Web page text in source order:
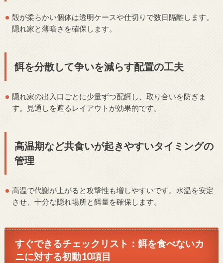
殻が柔らかい個体は透明ケースや仕切りで数日隔離します。
隠れ家と薄暗さを確保します。
餌を分散して争いを減らす配置の工夫
隠れ家の出入口ごとに少量ずつ配餌し、取り合いを防ぎま
す。見通しを遮るレイアウトが効果的です。
高温期など共食いが起きやすいタイミングの
管理
高温で代謝が上がると攻撃性も増しやすいです。水温を安定
させ、十分な隠れ場所と餌量を確保します。
すぐできるチェックリスト：餌を食べないカ
ニに対する初動10項目